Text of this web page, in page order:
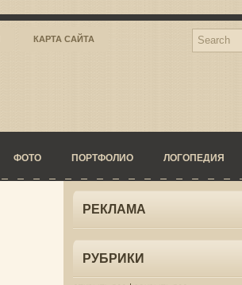
КАРТА САЙТА
ФОТО ПОРТФОЛИО ЛОГОПЕДИЯ
РЕКЛАМА
РУБРИКИ